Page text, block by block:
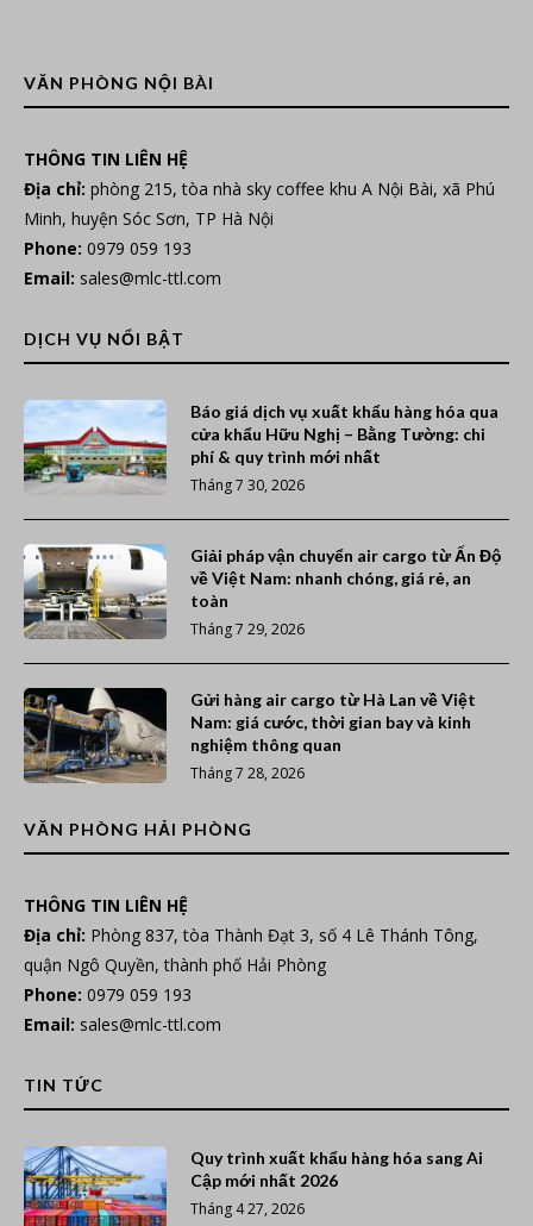
VĂN PHÒNG NỘI BÀI
THÔNG TIN LIÊN HỆ
Địa chỉ: phòng 215, tòa nhà sky coffee khu A Nội Bài, xã Phú
Minh, huyện Sóc Sơn, TP Hà Nội
Phone: 0979 059 193
Email: sales@mlc-ttl.com
DỊCH VỤ NỔI BẬT
Báo giá dịch vụ xuất khẩu hàng hóa qua
cửa khẩu Hữu Nghị – Bằng Tường: chi
phí & quy trình mới nhất
Tháng 7 30, 2026
Giải pháp vận chuyển air cargo từ Ấn Độ
về Việt Nam: nhanh chóng, giá rẻ, an
toàn
Tháng 7 29, 2026
Gửi hàng air cargo từ Hà Lan về Việt
Nam: giá cước, thời gian bay và kinh
nghiệm thông quan
Tháng 7 28, 2026
VĂN PHÒNG HẢI PHÒNG
THÔNG TIN LIÊN HỆ
Địa chỉ: Phòng 837, tòa Thành Đạt 3, số 4 Lê Thánh Tông,
quận Ngô Quyền, thành phố Hải Phòng
Phone: 0979 059 193
Email: sales@mlc-ttl.com
TIN TỨC
Quy trình xuất khẩu hàng hóa sang Ai
Cập mới nhất 2026
Tháng 4 27, 2026